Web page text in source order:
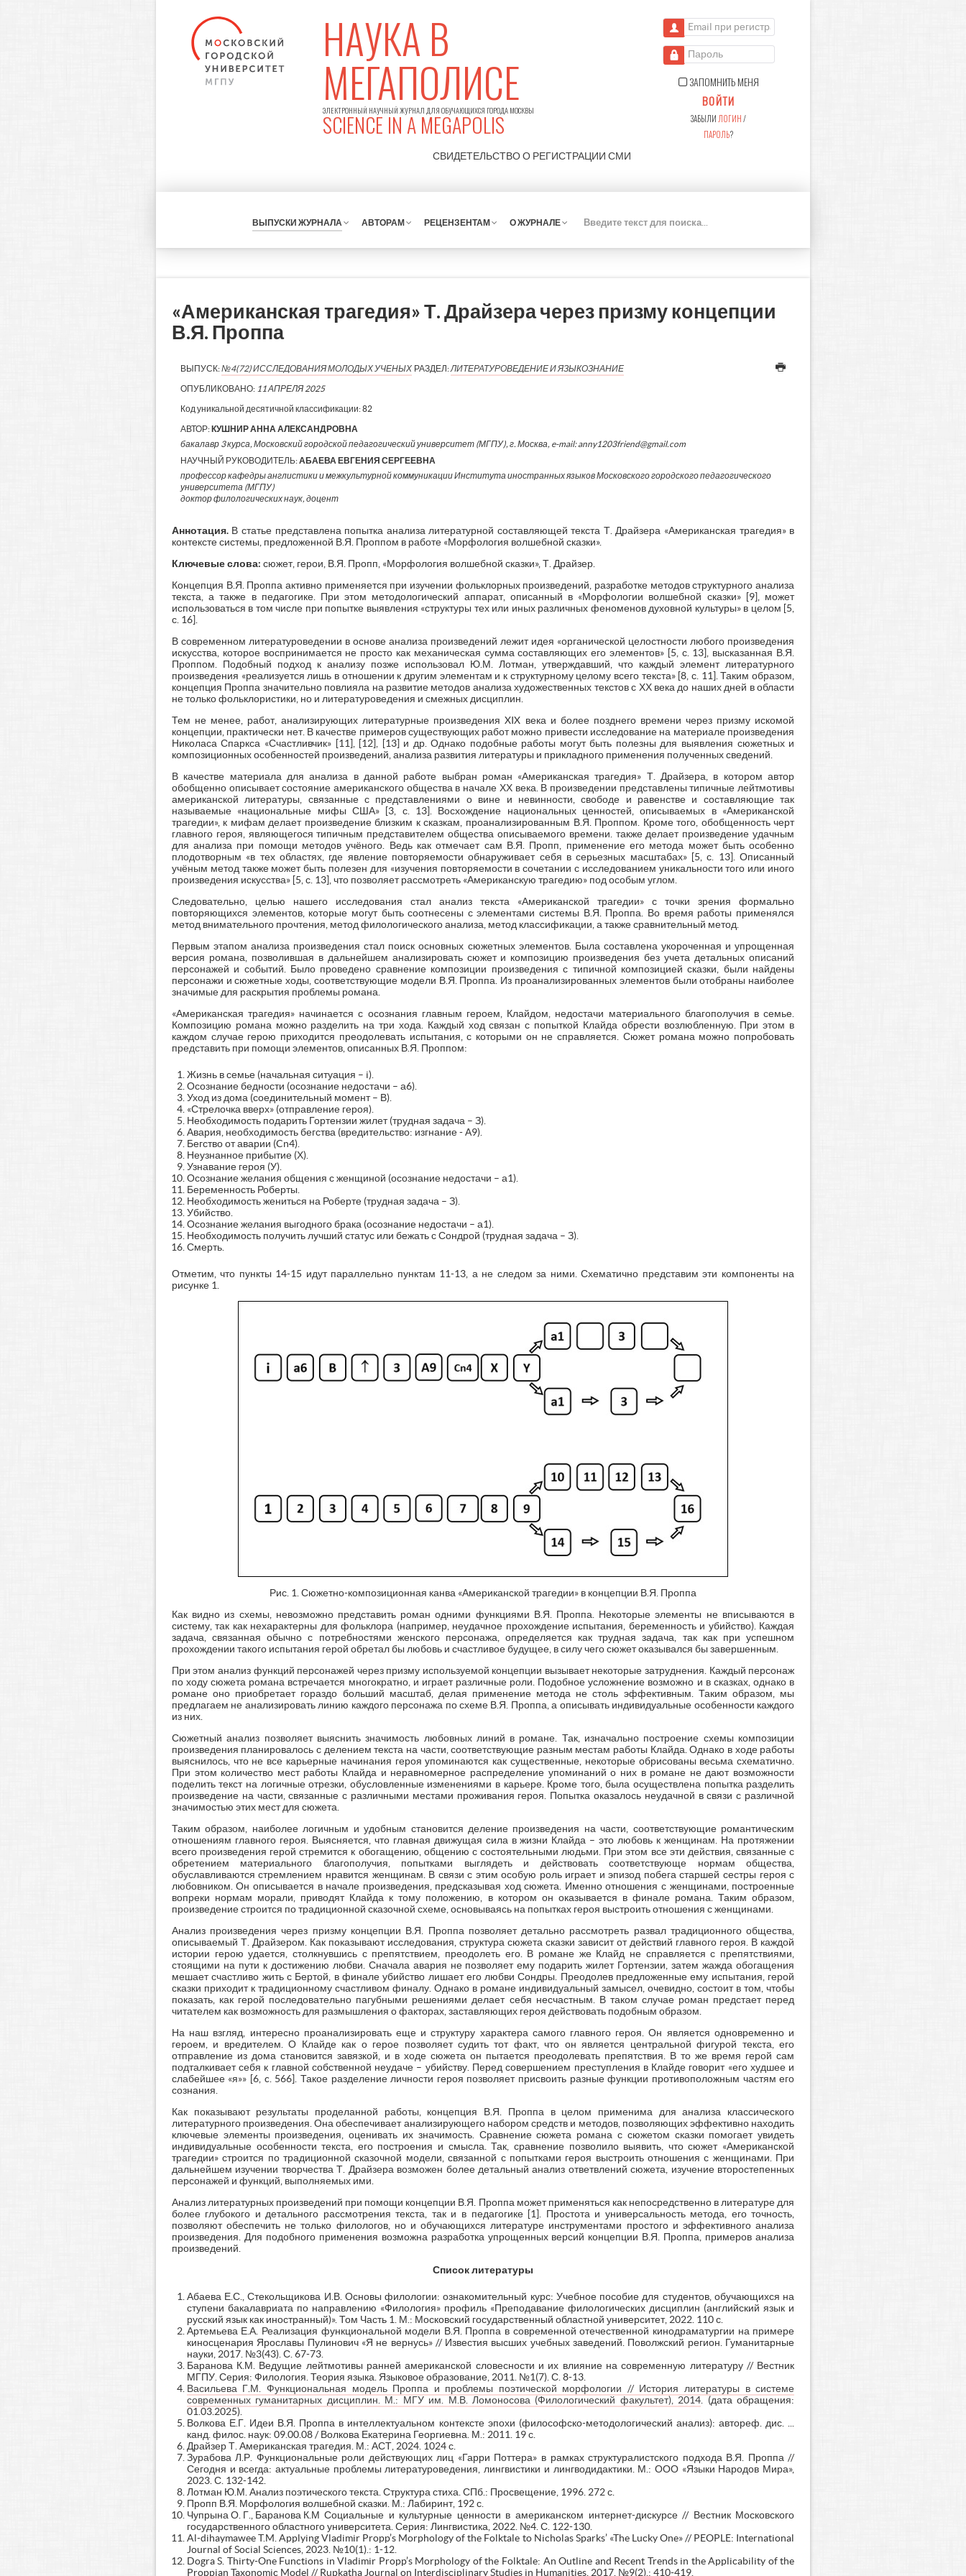
НАУКА В
МЕГАПОЛИСЕ
ЭЛЕКТРОННЫЙ НАУЧНЫЙ ЖУРНАЛ ДЛЯ ОБУЧАЮЩИХСЯ ГОРОДА МОСКВЫ
SCIENCE IN A MEGAPOLIS
СВИДЕТЕЛЬСТВО О РЕГИСТРАЦИИ СМИ
Email при регистрации
Пароль
ЗАПОМНИТЬ МЕНЯ
ВОЙТИ
ЗАБЫЛИ ЛОГИН/
ПАРОЛЬ?
ВЫПУСКИ ЖУРНАЛА АВТОРАМ РЕЦЕНЗЕНТАМ О ЖУРНАЛЕ
К
«Американская трагедия» Т. Драйзера через призму концепции
В.Я. Проппа
ВЫПУСК:№4(72) ИССЛЕДОВАНИЯ МОЛОДЫХ УЧЕНЫХ РАЗДЕЛ:ЛИТЕРАТУРОВЕДЕНИЕ И ЯЗЫКОЗНАНИЕ
ОПУБЛИКОВАНО: 11 АПРЕЛЯ 2025
Код уникальной десятичной классификации:82
АВТОР: КУШНИР АННА АЛЕКСАНДРОВНА
бакалавр 3 курса, Московский городской педагогический университет (МГПУ), г. Москва, e-mail: anny1203friend@gmail.com
НАУЧНЫЙ РУКОВОДИТЕЛЬ:АБАЕВА ЕВГЕНИЯ СЕРГЕЕВНА
профессор кафедры англистики и межкультурной коммуникации Института иностранных языков Московского городского педагогического
университета (МГПУ)
доктор филологических наук, доцент
Аннотация. В статье представлена попытка анализа литературной составляющей текста Т. Драйзера «Американская трагедия» в
контексте системы, предложенной В.Я. Проппом в работе «Морфология волшебной сказки».
Ключевые слова: сюжет, герои, В.Я. Пропп, «Морфология волшебной сказки», Т. Драйзер.
Концепция В.Я. Проппа активно применяется при изучении фольклорных произведений, разработке методов структурного анализа
текста, а также в педагогике. При этом методологический аппарат, описанный в «Морфологии волшебной сказки» [9], может
использоваться в том числе при попытке выявления «структуры тех или иных различных феноменов духовной культуры» в целом [5,
с. 16].
В современном литературоведении в основе анализа произведений лежит идея «органической целостности любого произведения
искусства, которое воспринимается не просто как механическая сумма составляющих его элементов» [5, с. 13], высказанная В.Я.
Проппом. Подобный подход к анализу позже использовал Ю.М. Лотман, утверждавший, что каждый элемент литературного
произведения «реализуется лишь в отношении к другим элементам и к структурному целому всего текста» [8, с. 11]. Таким образом,
концепция Проппа значительно повлияла на развитие методов анализа художественных текстов с ХХ века до наших дней в области
не только фольклористики, но и литературоведения и смежных дисциплин.
Тем не менее, работ, анализирующих литературные произведения XIX века и более позднего времени через призму искомой
концепции, практически нет. В качестве примеров существующих работ можно привести исследование на материале произведения
Николаса Спаркса «Счастливчик» [11], [12], [13] и др. Однако подобные работы могут быть полезны для выявления сюжетных и
композиционных особенностей произведений, анализа развития литературы и прикладного применения полученных сведений.
В качестве материала для анализа в данной работе выбран роман «Американская трагедия» Т. Драйзера, в котором автор
обобщенно описывает состояние американского общества в начале ХХ века. В произведении представлены типичные лейтмотивы
американской литературы, связанные с представлениями о вине и невинности, свободе и равенстве и составляющие так
называемые «национальные мифы США» [3, с. 13]. Восхождение национальных ценностей, описываемых в «Американской
трагедии», к мифам делает произведение близким к сказкам, проанализированным В.Я. Проппом. Кроме того, обобщенность черт
главного героя, являющегося типичным представителем общества описываемого времени. также делает произведение удачным
для анализа при помощи методов учёного. Ведь как отмечает сам В.Я. Пропп, применение его метода может быть особенно
плодотворным «в тех областях, где явление повторяемости обнаруживает себя в серьезных масштабах» [5, с. 13]. Описанный
учёным метод также может быть полезен для «изучения повторяемости в сочетании с исследованием уникальности того или иного
произведения искусства» [5, с. 13], что позволяет рассмотреть «Американскую трагедию» под особым углом.
Следовательно, целью нашего исследования стал анализ текста «Американской трагедии» с точки зрения формально
повторяющихся элементов, которые могут быть соотнесены с элементами системы В.Я. Проппа. Во время работы применялся
метод внимательного прочтения, метод филологического анализа, метод классификации, а также сравнительный метод.
Первым этапом анализа произведения стал поиск основных сюжетных элементов. Была составлена укороченная и упрощенная
версия романа, позволившая в дальнейшем анализировать сюжет и композицию произведения без учета детальных описаний
персонажей и событий. Было проведено сравнение композиции произведения с типичной композицией сказки, были найдены
персонажи и сюжетные ходы, соответствующие модели В.Я. Проппа. Из проанализированных элементов были отобраны наиболее
значимые для раскрытия проблемы романа.
«Американская трагедия» начинается с осознания главным героем, Клайдом, недостачи материального благополучия в семье.
Композицию романа можно разделить на три хода. Каждый ход связан с попыткой Клайда обрести возлюбленную. При этом в
каждом случае герою приходится преодолевать испытания, с которыми он не справляется. Сюжет романа можно попробовать
представить при помощи элементов, описанных В.Я. Проппом:
Жизнь в семье (начальная ситуация – i).
Осознание бедности (осознание недостачи – а6).
Уход из дома (соединительный момент – В).
«Стрелочка вверх» (отправление героя).
Необходимость подарить Гортензии жилет (трудная задача – З).
Авария, необходимость бегства (вредительство: изгнание - А9).
Бегство от аварии (Cn4).
Неузнанное прибытие (Х).
Узнавание героя (У).
Осознание желания общения с женщиной (осознание недостачи – а1).
Беременность Роберты.
Необходимость жениться на Роберте (трудная задача – З).
Убийство.
Осознание желания выгодного брака (осознание недостачи – а1).
Необходимость получить лучший статус или бежать с Сондрой (трудная задача – З).
Смерть.
Отметим, что пункты 14-15 идут параллельно пунктам 11-13, а не следом за ними. Схематично представим эти компоненты на
рисунке 1.
Рис. 1. Сюжетно-композиционная канва «Американской трагедии» в концепции В.Я. Проппа
Как видно из схемы, невозможно представить роман одними функциями В.Я. Проппа. Некоторые элементы не вписываются в
систему, так как нехарактерны для фольклора (например, неудачное прохождение испытания, беременность и убийство). Каждая
задача, связанная обычно с потребностями женского персонажа, определяется как трудная задача, так как при успешном
прохождении такого испытания герой обретал бы любовь и счастливое будущее, в силу чего сюжет оказывался бы завершенным.
При этом анализ функций персонажей через призму используемой концепции вызывает некоторые затруднения. Каждый персонаж
по ходу сюжета романа встречается многократно, и играет различные роли. Подобное усложнение возможно и в сказках, однако в
романе оно приобретает гораздо больший масштаб, делая применение метода не столь эффективным. Таким образом, мы
предлагаем не анализировать линию каждого персонажа по схеме В.Я. Проппа, а описывать индивидуальные особенности каждого
из них.
Сюжетный анализ позволяет выяснить значимость любовных линий в романе. Так, изначально построение схемы композиции
произведения планировалось с делением текста на части, соответствующие разным местам работы Клайда. Однако в ходе работы
выяснилось, что не все карьерные начинания героя упоминаются как существенные, некоторые обрисованы весьма схематично.
При этом количество мест работы Клайда и неравномерное распределение упоминаний о них в романе не дают возможности
поделить текст на логичные отрезки, обусловленные изменениями в карьере. Кроме того, была осуществлена попытка разделить
произведение на части, связанные с различными местами проживания героя. Попытка оказалось неудачной в связи с различной
значимостью этих мест для сюжета.
Таким образом, наиболее логичным и удобным становится деление произведения на части, соответствующие романтическим
отношениям главного героя. Выясняется, что главная движущая сила в жизни Клайда – это любовь к женщинам. На протяжении
всего произведения герой стремится к обогащению, общению с состоятельными людьми. При этом все эти действия, связанные с
обретением материального благополучия, попытками выглядеть и действовать соответствующе нормам общества,
обуславливаются стремлением нравится женщинам. В связи с этим особую роль играет и эпизод побега старшей сестры героя с
любовником. Он описывается в начале произведения, предсказывая ход сюжета. Именно отношения с женщинами, построенные
вопреки нормам морали, приводят Клайда к тому положению, в котором он оказывается в финале романа. Таким образом,
произведение строится по традиционной сказочной схеме, основываясь на попытках героя выстроить отношения с женщинами.
Анализ произведения через призму концепции В.Я. Проппа позволяет детально рассмотреть развал традиционного общества,
описываемый Т. Драйзером. Как показывают исследования, структура сюжета сказки зависит от действий главного героя. В каждой
истории герою удается, столкнувшись с препятствием, преодолеть его. В романе же Клайд не справляется с препятствиями,
стоящими на пути к достижению любви. Сначала авария не позволяет ему подарить жилет Гортензии, затем жажда обогащения
мешает счастливо жить с Бертой, в финале убийство лишает его любви Сондры. Преодолев предложенные ему испытания, герой
сказки приходит к традиционному счастливом финалу. Однако в романе индивидуальный замысел, очевидно, состоит в том, чтобы
показать, как герой последовательно пагубными решениями делает себя несчастным. В таком случае роман предстает перед
читателем как возможность для размышления о факторах, заставляющих героя действовать подобным образом.
На наш взгляд, интересно проанализировать еще и структуру характера самого главного героя. Он является одновременно и
героем, и вредителем. О Клайде как о герое позволяет судить тот факт, что он является центральной фигурой текста, его
отправление из дома становится завязкой, и в ходе сюжета он пытается преодолевать препятствия. В то же время герой сам
подталкивает себя к главной собственной неудаче – убийству. Перед совершением преступления в Клайде говорит «его худшее и
слабейшее «я»» [6, c. 566]. Такое разделение личности героя позволяет присвоить разные функции противоположным частям его
сознания.
Как показывают результаты проделанной работы, концепция В.Я. Проппа в целом применима для анализа классического
литературного произведения. Она обеспечивает анализирующего набором средств и методов, позволяющих эффективно находить
ключевые элементы произведения, оценивать их значимость. Сравнение сюжета романа с сюжетом сказки помогает увидеть
индивидуальные особенности текста, его построения и смысла. Так, сравнение позволило выявить, что сюжет «Американской
трагедии» строится по традиционной сказочной модели, связанной с попытками героя выстроить отношения с женщинами. При
дальнейшем изучении творчества Т. Драйзера возможен более детальный анализ ответвлений сюжета, изучение второстепенных
персонажей и функций, выполняемых ими.
Анализ литературных произведений при помощи концепции В.Я. Проппа может применяться как непосредственно в литературе для
более глубокого и детального рассмотрения текста, так и в педагогике [1]. Простота и универсальность метода, его точность,
позволяют обеспечить не только филологов, но и обучающихся литературе инструментами простого и эффективного анализа
произведения. Для подобного применения возможна разработка упрощенных версий концепции В.Я. Проппа, примеров анализа
произведений.
Список литературы
Абаева Е.С., Стекольщикова И.В. Основы филологии: ознакомительный курс: Учебное пособие для студентов, обучающихся на
ступени бакалавриата по направлению «Филология» профиль «Преподавание филологических дисциплин (английский язык и
русский язык как иностранный)». Том Часть 1. М.: Московский государственный областной университет, 2022. 110 с.
Артемьева Е.А. Реализация функциональной модели В.Я. Проппа в современной отечественной кинодраматургии на примере
киносценария Ярославы Пулинович «Я не вернусь» // Известия высших учебных заведений. Поволжский регион. Гуманитарные
науки, 2017. №3(43). С. 67-73.
Баранова К.М. Ведущие лейтмотивы ранней американской словесности и их влияние на современную литературу // Вестник
МГПУ. Серия: Филология. Теория языка. Языковое образование, 2011. №1(7). С. 8-13.
Васильева Г.М. Функциональная модель Проппа и проблемы поэтической морфологии // История литературы в системе
современных гуманитарных дисциплин. М.: МГУ им. М.В. Ломоносова (Филологический факультет), 2014 . (дата обращения:
01.03.2025).
Волкова Е.Г. Идеи В.Я. Проппа в интеллектуальном контексте эпохи (философско-методологический анализ): автореф. дис. ...
канд. филос. наук: 09.00.08 / Волкова Екатерина Георгиевна. М.: 2011. 19 с.
Драйзер Т. Американская трагедия. М.: АСТ, 2024. 1024 с.
Зурабова Л.Р. Функциональные роли действующих лиц «Гарри Поттера» в рамках структуралистского подхода В.Я. Проппа //
Сегодня и всегда: актуальные проблемы литературоведения, лингвистики и лингводидактики. М.: ООО «Языки Народов Мира»,
2023. С. 132-142.
Лотман Ю.М. Анализ поэтического текста. Структура стиха. СПб.: Просвещение, 1996. 272 с.
Пропп В.Я. Морфология волшебной сказки. М.: Лабиринт, 192 с.
Чупрына О. Г., Баранова К.М Социальные и культурные ценности в американском интернет-дискурсе // Вестник Московского
государственного областного университета. Серия: Лингвистика, 2022. №4. С. 122-130.
Al-dihaymawee T.M. Applying Vladimir Propp’s Morphology of the Folktale to Nicholas Sparks’ «The Lucky One» // PEOPLE: International
Journal of Social Sciences, 2023. №10(1).: 1-12.
Dogra S. Thirty-One Functions in Vladimir Propp’s Morphology of the Folktale: An Outline and Recent Trends in the Applicability of the
Proppian Taxonomic Model // Rupkatha Journal on Interdisciplinary Studies in Humanities, 2017. №9(2).: 410-419.